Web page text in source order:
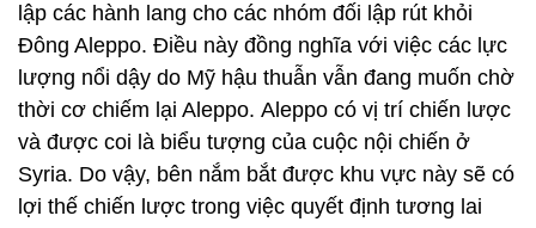
lập các hành lang cho các nhóm đối lập rút khỏi
Đông Aleppo. Điều này đồng nghĩa với việc các lực
lượng nổi dậy do Mỹ hậu thuẫn vẫn đang muốn chờ
thời cơ chiếm lại Aleppo. Aleppo có vị trí chiến lược
và được coi là biểu tượng của cuộc nội chiến ở
Syria. Do vậy, bên nắm bắt được khu vực này sẽ có
lợi thế chiến lược trong việc quyết định tương lai